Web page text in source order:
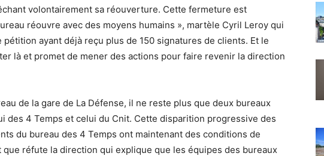
volontairement sa réouverture. Cette fermeture est
réouvre avec des moyens humains », martèle Cyril Leroy qui
ayant déjà reçu plus de 150 signatures de clients. Et le
là et promet de mener des actions pour faire revenir la direction
de la gare de La Défense, il ne reste plus que deux bureaux
des 4 Temps et celui du Cnit. Cette disparition progressive des
du bureau des 4 Temps ont maintenant des conditions de
réfute la direction qui explique que les équipes des bureaux